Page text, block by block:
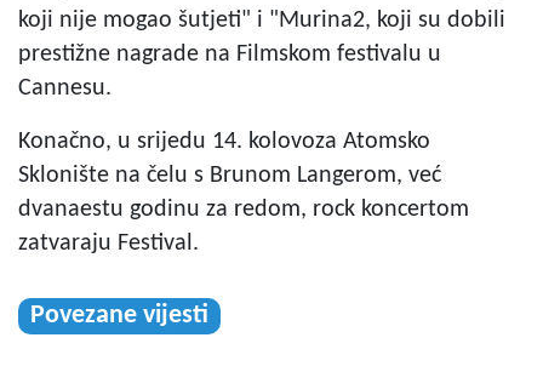
koji nije mogao šutjeti" i "Murina2, koji su dobili
prestižne nagrade na Filmskom festivalu u
Cannesu.
Konačno, u srijedu 14. kolovoza Atomsko
Sklonište na čelu s Brunom Langerom, već
dvanaestu godinu za redom, rock koncertom
zatvaraju Festival.
Povezane vijesti